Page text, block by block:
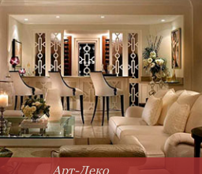
Арт-Деко